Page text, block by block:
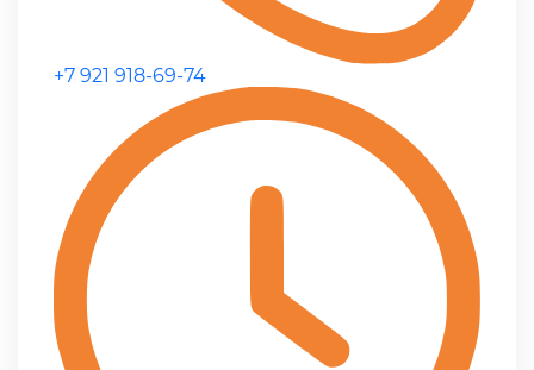
+7 921 918-69-74